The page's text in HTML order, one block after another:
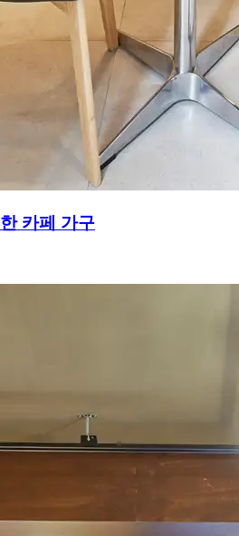
카페 가구